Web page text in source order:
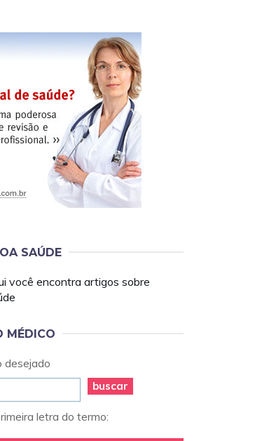
SAÚDE
você encontra artigos sobre
MÉDICO
desejado
buscar
letra do termo: